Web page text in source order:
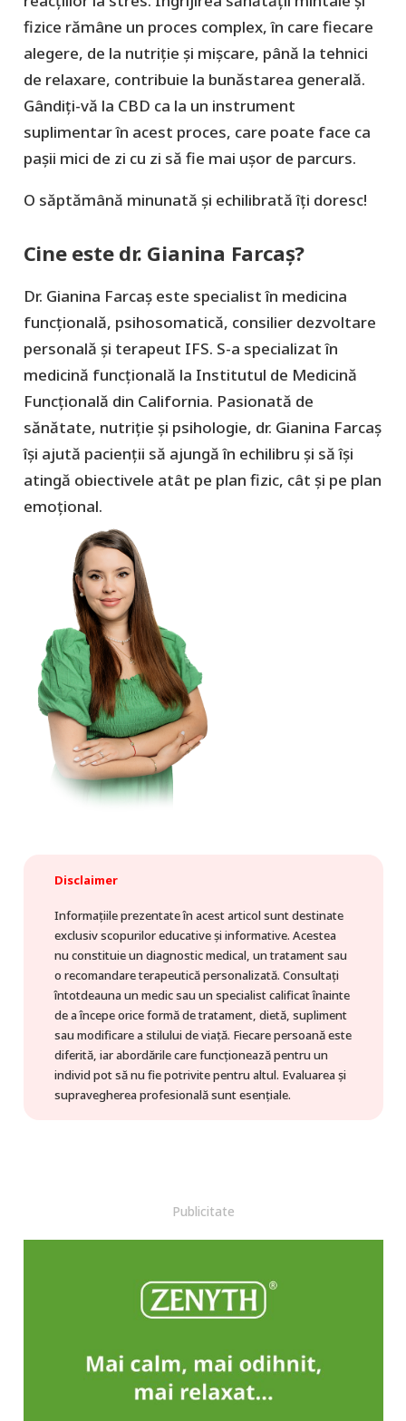
fizice rămâne un proces complex, în care fiecare
alegere, de la nutriție și mișcare, până la tehnici
de relaxare, contribuie la bunăstarea generală.
Gândiți-vă la CBD ca la un instrument
suplimentar în acest proces, care poate face ca
pașii mici de zi cu zi să fie mai ușor de parcurs.
O săptămână minunată și echilibrată îți doresc!
Cine este dr. Gianina Farcaș?
Dr. Gianina Farcaș este specialist în medicina
funcțională, psihosomatică, consilier dezvoltare
personală și terapeut IFS. S-a specializat în
medicină funcțională la Institutul de Medicină
Funcțională din California. Pasionată de
sănătate, nutriție și psihologie, dr. Gianina Farcaș
își ajută pacienții să ajungă în echilibru și să își
atingă obiectivele atât pe plan fizic, cât și pe plan
emoțional.
Disclaimer
Informațiile prezentate în acest articol sunt destinate
exclusiv scopurilor educative și informative. Acestea
nu constituie un diagnostic medical, un tratament sau
o recomandare terapeutică personalizată. Consultați
întotdeauna un medic sau un specialist calificat înainte
de a începe orice formă de tratament, dietă, supliment
sau modificare a stilului de viață. Fiecare persoană este
diferită, iar abordările care funcționează pentru un
individ pot să nu fie potrivite pentru altul. Evaluarea și
supravegherea profesională sunt esențiale.
Publicitate